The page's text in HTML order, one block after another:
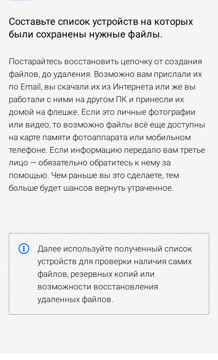
Составьте список устройств на которых
были сохранены нужные файлы.
Постарайтесь восстановить цепочку от создания
файлов, до удаления. Возможно вам прислали их
по Email, вы скачали их из Интернета или же вы
работали с ними на другом ПК и принесли их
домой на флешке. Если это личные фотографии
или видео, то возможно файлы всё еще доступны
на карте памяти фотоаппарата или мобильном
телефоне. Если информацию передало вам третье
лицо — обязательно обратитесь к нему за
помощью. Чем раньше вы это сделаете, тем
больше будет шансов вернуть утраченное.
Далее используйте полученный список
устройств для проверки наличия самих
файлов, резервных копий или
возможности восстановления
удаленных файлов.